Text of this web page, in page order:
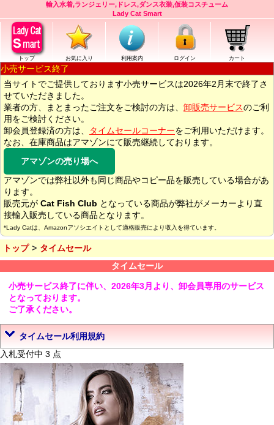
輸入水着,ランジェリー,ドレス,ダンス衣装,仮装コスチューム
Lady Cat Smart
トップ お気に入り 利用案内 ログイン カート
小売サービス終了
当サイトでご提供しております小売サービスは2026年2月末で終了さ
せていただきました。
業者の方、まとまったご注文をご検討の方は、 卸販売サービスのご利
用をご検討ください。
卸会員登録済の方は、
タイムセールコーナーをご利用いただけます。
なお、在庫商品はアマゾンにて販売継続しております。
アマゾンの売り場へ
アマゾンでは弊社以外も同じ商品やコピー品を販売している場合があ
ります。
販売元が Cat Fish Club となっている商品が弊社がメーカーより直
接輸入販売している商品となります。
*Lady Catは、Amazonアソシエイトとして適格販売により収入を得ています。
トップ
タイムセール
タイムセール
小売サービス終了に伴い、2026年3月より、卸会員専用のサービス
となっております。
ご了承ください。
タイムセール利用規約
入札受付中 3 点